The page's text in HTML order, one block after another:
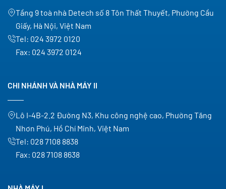
Tầng 9 toà nhà Detech số 8 Tôn Thất Thuyết, Phường Cầu
Giấy, Hà Nội, Việt Nam
Tel: 024 3972 0120
Fax: 024 3972 0124
CHI NHÁNH VÀ NHÀ MÁY II
Lô I-4B-2.2 Đường N3, Khu công nghệ cao, Phường Tăng
Nhơn Phú, Hồ Chí Minh, Việt Nam
Tel: 028 7108 8838
Fax: 028 7108 8638